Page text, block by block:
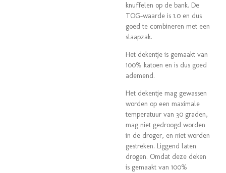
knuffelen op de bank. De
TOG-waarde is 1.0 en dus
goed te combineren met een
slaapzak.
Het dekentje is gemaakt van
100% katoen en is dus goed
ademend.
Het dekentje mag gewassen
worden op een maximale
temperatuur van 30 graden,
mag niet gedroogd worden
in de droger, en niet worden
gestreken. Liggend laten
drogen. Omdat deze deken
is gemaakt van 100%